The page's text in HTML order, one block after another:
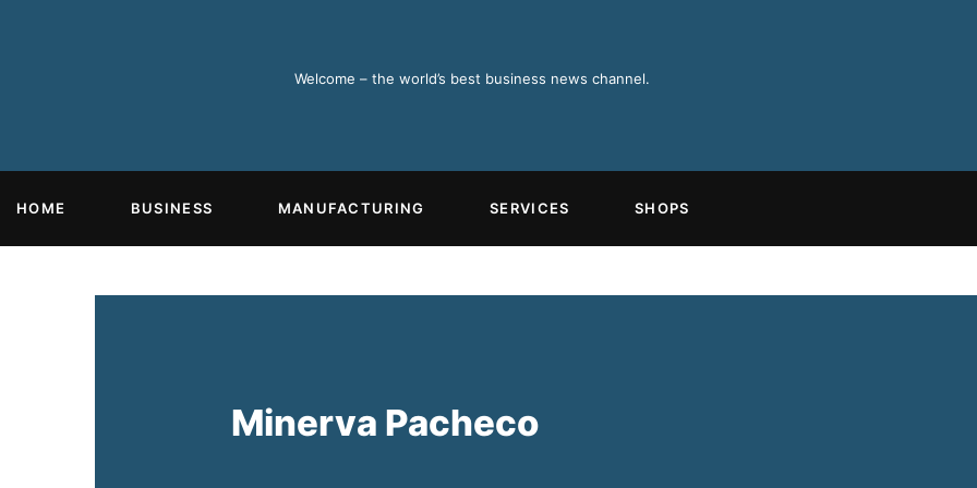
Welcome – the world’s best business news channel.
HOME BUSINESS MANUFACTURING SERVICES SHOPS
Minerva Pacheco